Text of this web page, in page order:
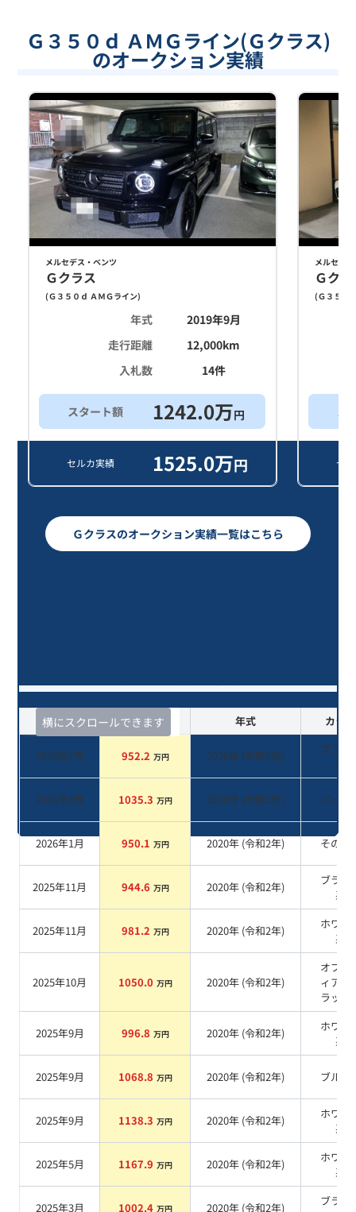
Ｇ３５０ｄ ＡＭＧライン(Ｇクラス)
のオークション実績
メルセデス・ベンツ
Ｇクラス
(Ｇ３５０ｄ ＡＭＧライン)
年式
2019年9月
走行距離
12,000km
入札数
14件
スタート額 1242.0万円
セルカ実績 1525.0万円
メルセデ
Ｇク
(Ｇ３５０
セ
Ｇクラスのオークション実績一覧はこちら
横にスクロールできます
査定時期 セルカ実績 年式 カラー
2026年7月 952.2 万円 2020年 (令和2年)
ブラッ
系
2026年4月 1035.3 万円 2020年 (令和2年) パール
2026年1月 950.1 万円 2020年 (令和2年) その他
2025年11月 944.6 万円 2020年 (令和2年)
ブラッ
系
2025年11月 981.2 万円 2020年 (令和2年)
ホワイ
系
2025年10月 1050.0 万円 2020年 (令和2年)
オブシ
ィアン
ラック
2025年9月 996.8 万円 2020年 (令和2年)
ホワイ
系
2025年9月 1068.8 万円 2020年 (令和2年) ブルー
2025年9月 1138.3 万円 2020年 (令和2年)
ホワイ
系
2025年5月 1167.9 万円 2020年 (令和2年)
ホワイ
系
2025年3月 1002.4 万円 2020年 (令和2年)
ブラッ